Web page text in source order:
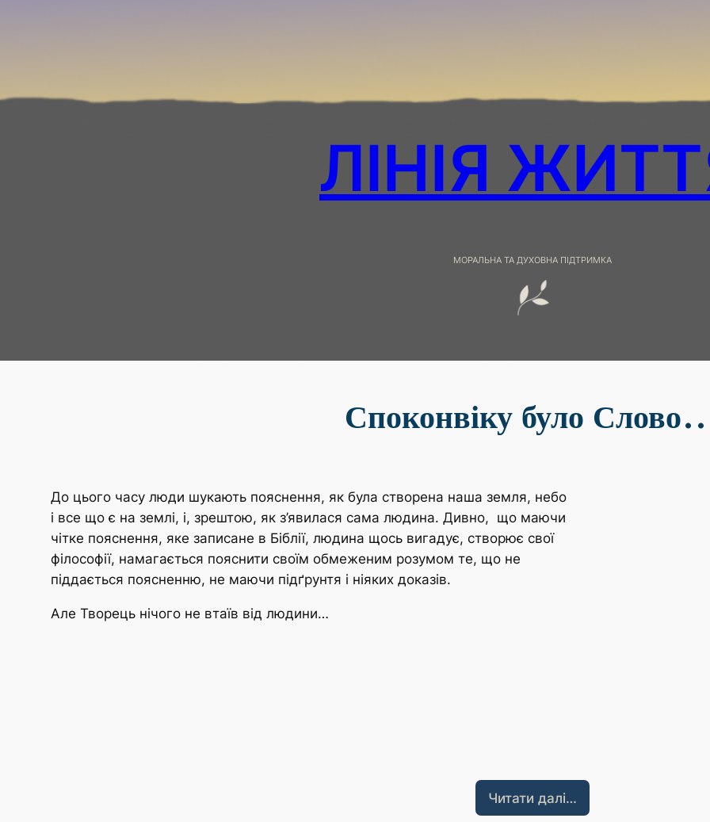
ЛІНІЯ
МОРАЛЬНА ТА ДУХОВНА ПІДТРИМКА
Споконвіку було
До цього часу люди шукають пояснення, як була створена наша земля, небо
і все що є на землі, і, зрештою, як з’явилася сама людина. Дивно, що маючи
чітке пояснення, яке записане в Біблії, людина щось вигадує, створює свої
філософії, намагається пояснити своїм обмеженим розумом те, що не
піддається поясненню, не маючи підґрунтя і ніяких доказів.
Але Творець нічого не втаїв від людини…
Читати далі…